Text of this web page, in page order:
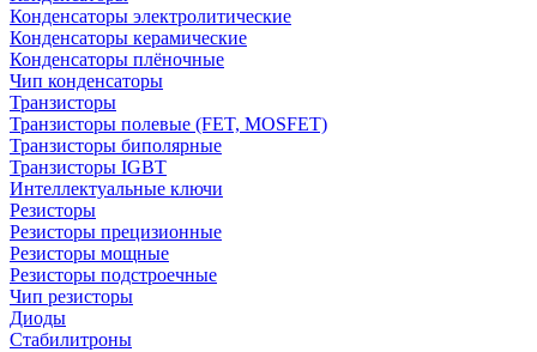
Конденсаторы электролитические
Конденсаторы керамические
Конденсаторы плёночные
Чип конденсаторы
Транзисторы
Транзисторы полевые (FET, MOSFET)
Транзисторы биполярные
Транзисторы IGBT
Интеллектуальные ключи
Резисторы
Резисторы прецизионные
Резисторы мощные
Резисторы подстроечные
Чип резисторы
Диоды
Стабилитроны